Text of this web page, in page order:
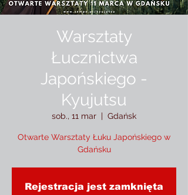
Warsztaty
Łucznictwa
Japońskiego -
Kyujutsu
sob., 11 mar
  |
Gdańsk
Otwarte Warsztaty Łuku Japońskiego w
Gdańsku
Rejestracja jest zamknięta